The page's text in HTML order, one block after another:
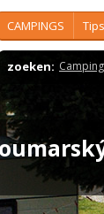
CAMPINGS
zoeken: